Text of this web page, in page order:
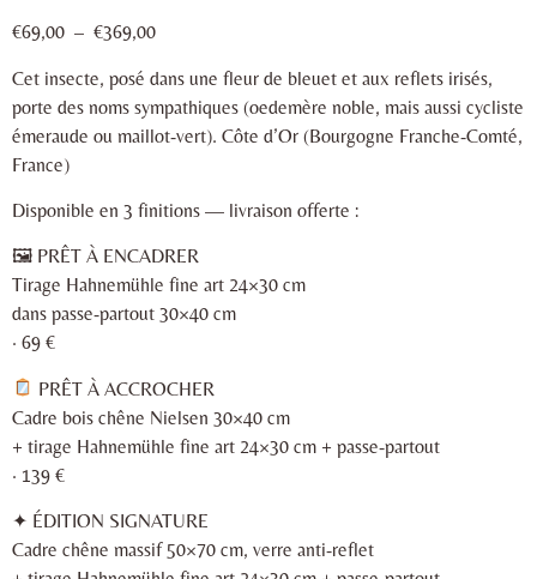
€69,00 – €369,00
Cet insecte, posé dans une fleur de bleuet et aux reflets irisés,
porte des noms sympathiques (oedemère noble, mais aussi cycliste
émeraude ou maillot-vert). Côte d’Or (Bourgogne Franche-Comté,
France)
Disponible en 3 finitions — livraison offerte :
🖼 PRÊT À ENCADRER
Tirage Hahnemühle fine art 24×30 cm
dans passe-partout 30×40 cm
· 69 €
PRÊT À ACCROCHER
Cadre bois chêne Nielsen 30×40 cm
+ tirage Hahnemühle fine art 24×30 cm + passe-partout
· 139 €
✦ ÉDITION SIGNATURE
Cadre chêne massif 50×70 cm, verre anti-reflet